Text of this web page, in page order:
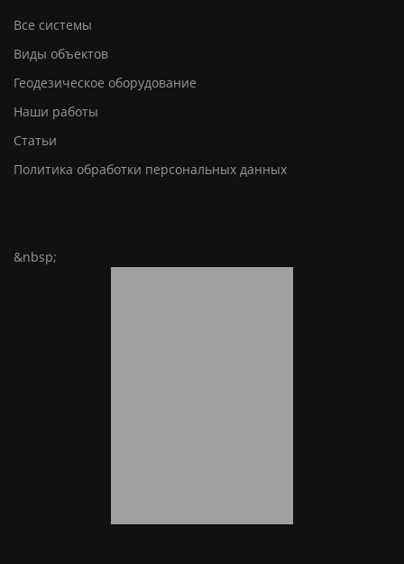
Все системы
Виды объектов
Геодезическое оборудование
Наши работы
Статьи
Политика обработки персональных данных
&nbsp;